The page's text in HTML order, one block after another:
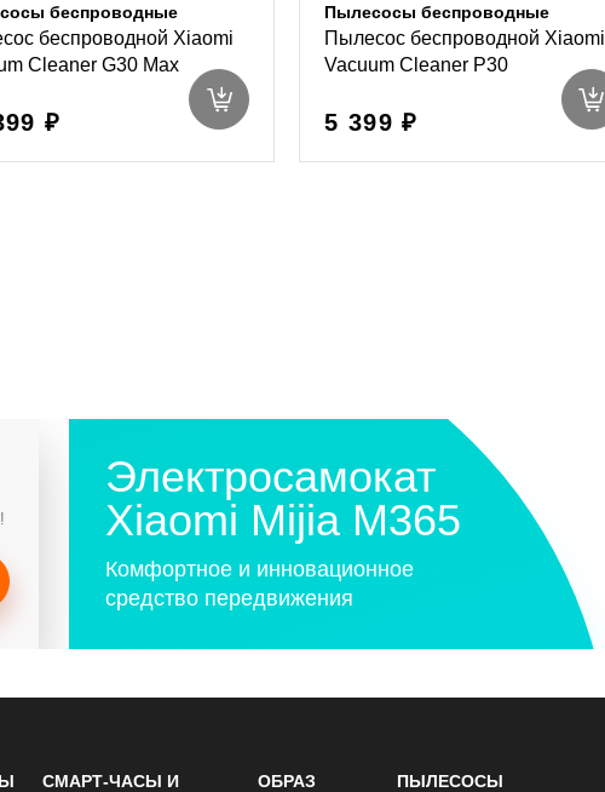
беспроводные
беспроводной Xiaomi
Cleaner G30 Max
₽
Пылесосы беспроводные
Пылесос беспроводной Xiaomi
Vacuum Cleaner P30
5 399 ₽
Электросамокат
Xiaomi Mijia M365
Комфортное и инновационное
средство передвижения
СМАРТ-ЧАСЫ И
ОБРАЗ
ПЫЛЕСОСЫ